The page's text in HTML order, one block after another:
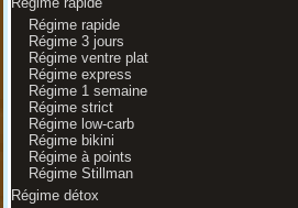
Régime rapide
Régime 3 jours
Régime ventre plat
Régime express
Régime 1 semaine
Régime strict
Régime low-carb
Régime bikini
Régime à points
Régime Stillman
Régime détox